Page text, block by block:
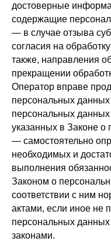
достоверные
содержащие
— в случае отзыва
согласия на
также, направления
прекращении
Оператор вправе
персональных данных
персональных
указанных в Законе
— самостоятельно
необходимых и
выполнения
Законом о
соответствии с ним
актами, если иное не
персональных
законами.